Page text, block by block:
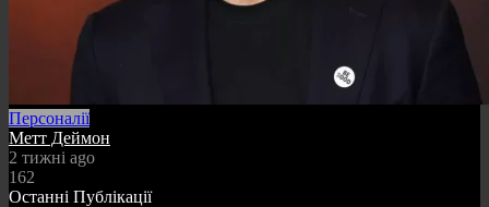
Персоналії
Метт Деймон
2 тижні ago
162
Останні Публікації